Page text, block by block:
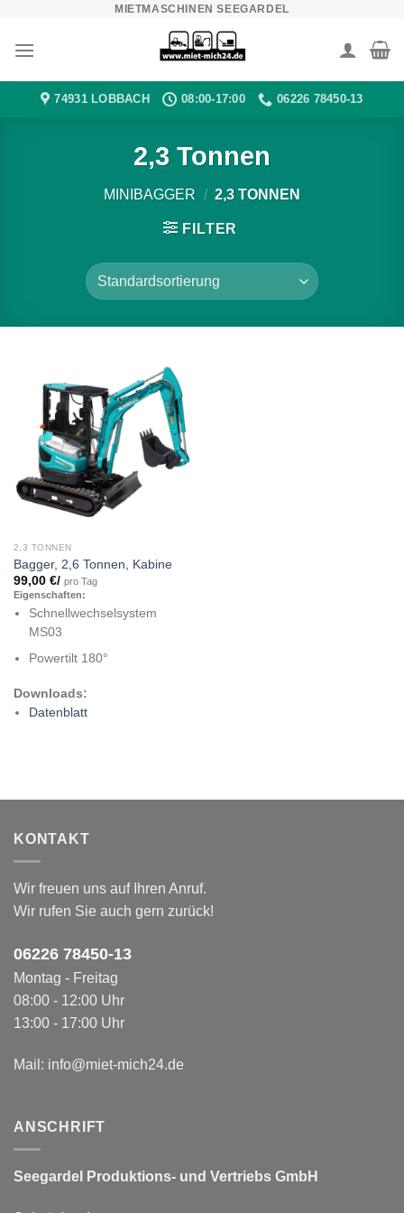
springen
MIETMASCHINEN SEEGARDEL
74931 LOBBACH 08:00-17:00 06226 78450-13
2,3 Tonnen
MINIBAGGER / 2,3 TONNEN
FILTER
2,3 TONNEN
Bagger, 2,6 Tonnen, Kabine
99,00 €/ pro Tag
Eigenschaften:
Schnellwechselsystem
MS03
Powertilt 180°
Downloads:
Datenblatt
KONTAKT
Wir freuen uns auf Ihren Anruf.
Wir rufen Sie auch gern zurück!
06226 78450-13
Montag - Freitag
08:00 - 12:00 Uhr
13:00 - 17:00 Uhr
Mail: info@miet-mich24.de
ANSCHRIFT
Seegardel Produktions- und Vertriebs GmbH